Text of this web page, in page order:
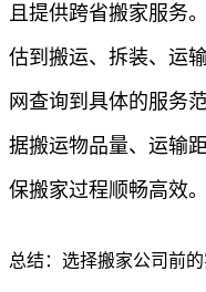
且提供跨省搬家服务
估到搬运、拆装、运
网查询到具体的服务
据搬运物品量、运输
保搬家过程顺畅高效。
总结：选择搬家公司前